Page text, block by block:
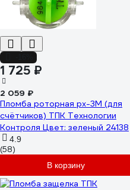
1 725 ₽
2 059 ₽
Пломба роторная рх-3М (для
счётчиков) ТПК Технологии
Контроля Цвет: зеленый 24138
4.9
(58)
В корзину